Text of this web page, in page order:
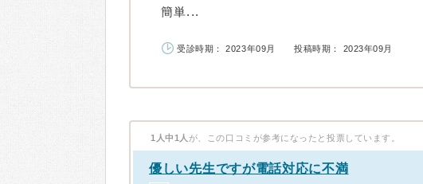
簡単...
受診時期： 2023年09月 投稿時期： 2023年09月
1人中1人 が、この口コミが参考になったと投票しています。
優しい先生ですが電話対応に不満